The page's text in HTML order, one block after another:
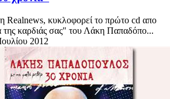
Realnews, κυκλοφορεί το πρώτο cd απο
της καρδιάς σας" του Λάκη Παπαδόπο...
2012